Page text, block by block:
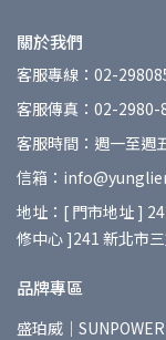
關於我們
客服專線：02-
客服傳真：02-2980-
客服時間：週一至週
信箱：
地址：[ 門市地址 ]
修中心 ]241 新北市
品牌專區
盛珀威｜